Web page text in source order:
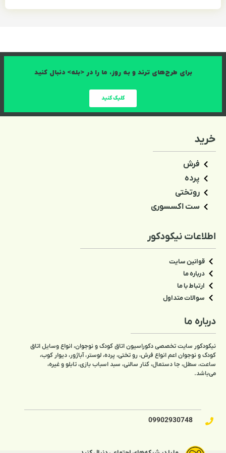
برای طرح‌های ترند و به روز، ما را در <بله> دنبال کنید
کلیک کنید
خرید
فرش
پرده
روتختی
ست اکسسوری
اطلاعات نیکودکور
قوانین سایت
درباره ما
ارتباط با ما
سوالات متداول
درباره ما
نیکودکور سایت تخصصی دکوراسیون اتاق کودک و نوجوان، انواع وسایل اتاق
کودک و نوجوان اعم انواع فرش، رو تختی، پرده، لوستر، آباژور، دیوار کوب،
ساعت، سطل، جا دستمال، کنار سالنی، سبد اسباب بازی، تابلو و غیره،
می‌باشد.
09902930748​